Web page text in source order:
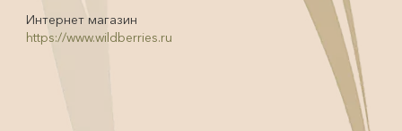
Интернет магазин
https://www.wildberries.ru